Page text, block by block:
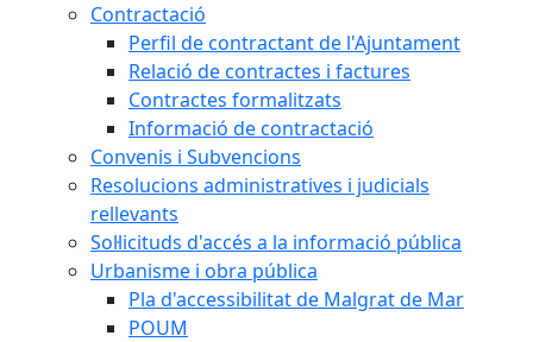
Contractació
Perfil de contractant de l'Ajuntament
Relació de contractes i factures
Contractes formalitzats
Informació de contractació
Convenis i Subvencions
Resolucions administratives i judicials
rellevants
Sol·licituds d'accés a la informació pública
Urbanisme i obra pública
Pla d'accessibilitat de Malgrat de Mar
POUM